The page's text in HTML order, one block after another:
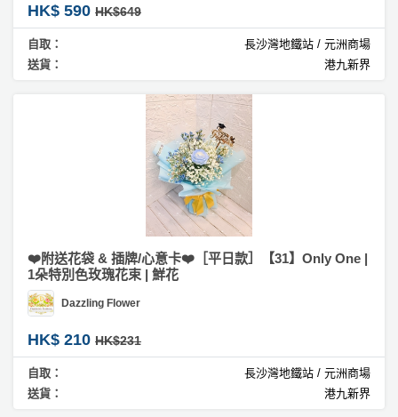
HK$ 590 HK$649
自取：
長沙灣地鐵站 / 元洲商場
送貨：
港九新界
❤️附送花袋 & 插牌/心意卡❤️［平日款］【31】Only One |
1朵特別色玫瑰花束 | 鮮花
Dazzling Flower
HK$ 210 HK$231
自取：
長沙灣地鐵站 / 元洲商場
送貨：
港九新界